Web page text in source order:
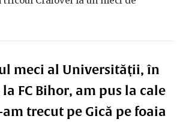
meci al Universităţii, în
FC Bihor, am pus la cale
trecut pe Gică pe foaia